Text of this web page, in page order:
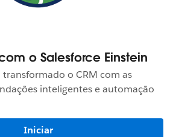
o Salesforce Einstein
o CRM com as
inteligentes e automação
Iniciar